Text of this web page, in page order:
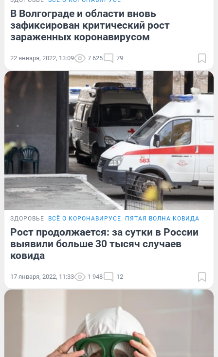
В Волгограде и области вновь
зафиксирован критический рост
зараженных коронавирусом
22 января, 2022, 13:09 7 625 79
ЗДОРОВЬЕ ВСЁ О КОРОНАВИРУСЕ ПЯТАЯ ВОЛНА КОВИДА
Рост продолжается: за сутки в России
выявили больше 30 тысяч случаев
ковида
17 января, 2022, 11:33 1 948 12